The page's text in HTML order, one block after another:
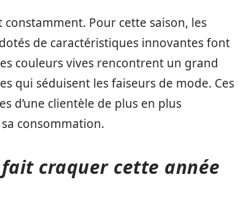
Pour cette saison, les
de caractéristiques innovantes font
couleurs vives rencontrent un grand
qui séduisent les faiseurs de mode. Ces
d’une clientèle de plus en plus
consommation.
craquer cette année